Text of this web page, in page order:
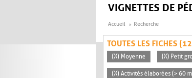
VIGNETTES DE
Accueil Recherche
TOUTES LES FICHES
(X) Moyenne (X) Petit
(X) Activités élaborées (> 60